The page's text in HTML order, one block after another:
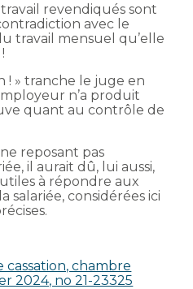
revendiqués sont
avec le
travail mensuel qu’elle
! » tranche le juge en
n’a produit
quant au contrôle de
reposant pas
il aurait dû, lui aussi,
à répondre aux
salariée, considérées ici
chambre
2024, no 21-23325